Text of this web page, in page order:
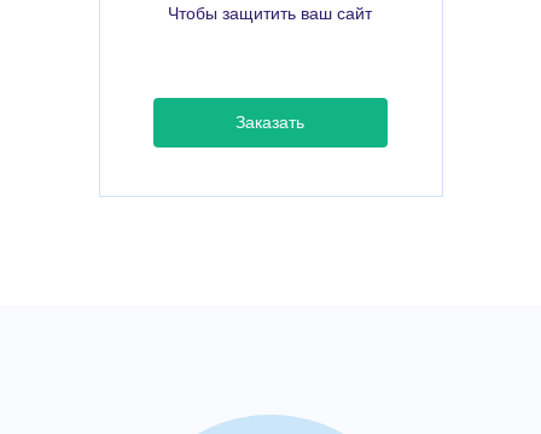
Чтобы защитить ваш сайт
Заказать